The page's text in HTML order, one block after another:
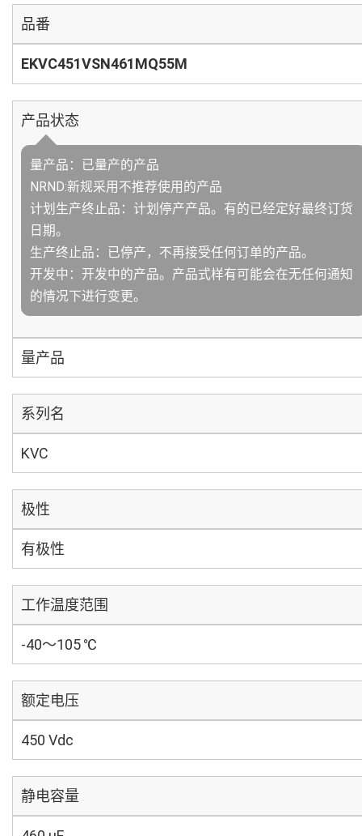
品番
EKVC451VSN461MQ55M
产品状态
量产品：已量产的产品
NRND:新规采用不推荐使用的产品
计划生产终止品：计划停产产品。有的已经定好最终订货
日期。
生产终止品：已停产，不再接受任何订单的产品。
开发中：开发中的产品。产品式样有可能会在无任何通知
的情况下进行变更。
量产品
系列名
KVC
极性
有极性
工作温度范围
-40～105 ℃
额定电压
450 Vdc
静电容量